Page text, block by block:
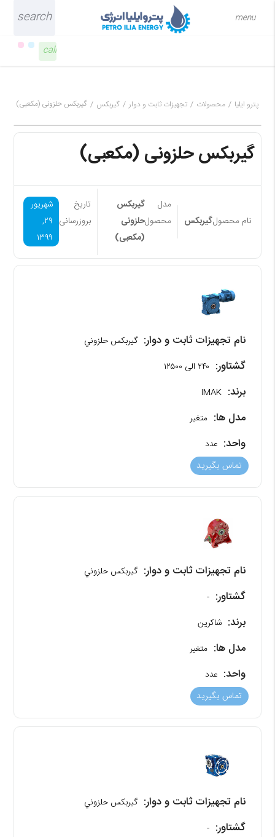
close menu
search
call
پترو ایلیا محصولات تجهیزات ثابت و دوار گیربکس گیربکس حلزونی (مکعبی)
گیربکس حلزونی (مکعبی)
نام محصولگیربکس
مدل
محصول
گیربکس
حلزونی
(مکعبی)
تاریخ
بروزرسانی
شهریور
۲۹,
۱۳۹۹
نام تجهیزات ثابت و دوار: گیربکس حلزوني
گشتاور: ۲۴۰ الی ۱۲۵۰۰
برند: IMAK
مدل ها: متغیر
واحد: عدد
تماس بگیرید
نام تجهیزات ثابت و دوار: گیربکس حلزوني
گشتاور: -
برند: شاکرین
مدل ها: متغیر
واحد: عدد
تماس بگیرید
نام تجهیزات ثابت و دوار: گیربکس حلزوني
گشتاور: -